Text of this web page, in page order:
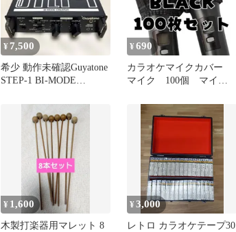
¥ 7,500
希少 動作未確認Guyatone
STEP-1 BI-MODE
¥ 690
カラオケマイクカバー
マイク 100個 マイク
生 不織布
¥ 1,600
木製打楽器用マレット 8
¥3,000
レトロ カラオケテープ30